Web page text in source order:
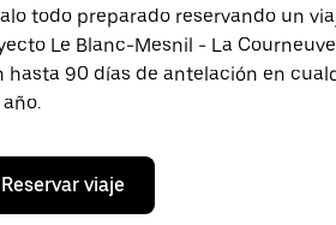
todo preparado reservando un
Le Blanc-Mesnil - La
hasta 90 días de antelación en
Reservar viaje